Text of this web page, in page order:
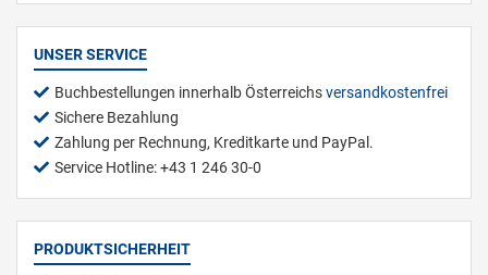
UNSER SERVICE
Buchbestellungen innerhalb Österreichsversandkostenfrei
Sichere Bezahlung
Zahlung per Rechnung, Kreditkarte und PayPal.
Service Hotline: +43 1 246 30-0
PRODUKTSICHERHEIT